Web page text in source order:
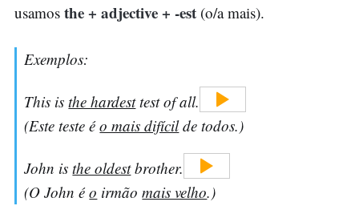
usamos the + adjective + -est(o/a mais).
Exemplos:
This isthe hardesttest of all.
(Este teste éo mais difícilde todos.)
John isthe oldestbrother.
(O John éo irmãomais velho.)